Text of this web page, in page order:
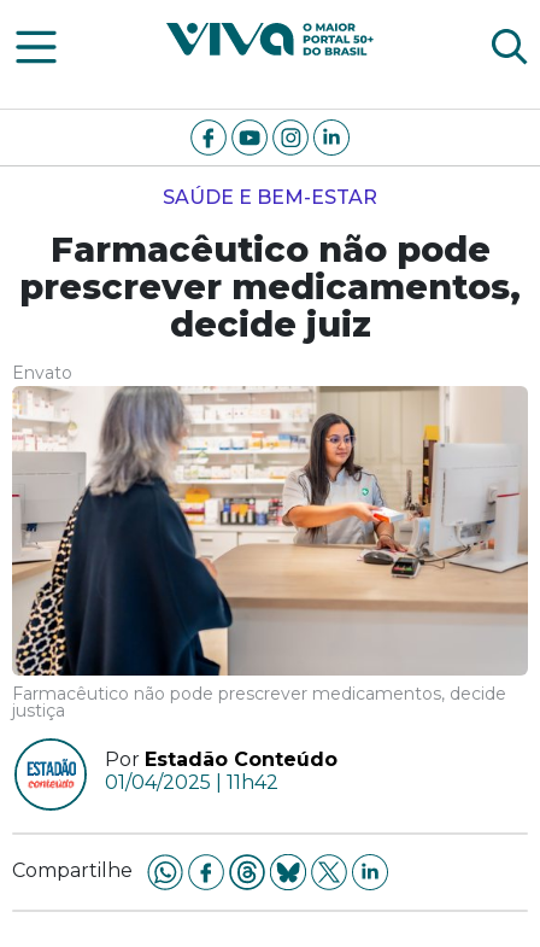
Viva Notícias
SAÚDE E BEM-ESTAR
Farmacêutico não pode
prescrever medicamentos,
decide juiz
Envato
Farmacêutico não pode prescrever medicamentos, decide
justiça
Por Estadão Conteúdo
01/04/2025 | 11h42
Compartilhe